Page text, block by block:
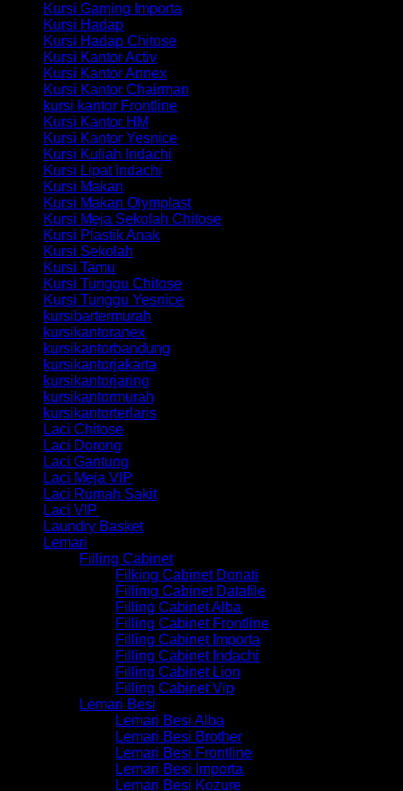
Kursi Gaming Importa
Kursi Hadap
Kursi Hadap Chitose
Kursi Kantor Activ
Kursi Kantor Annex
Kursi Kantor Chairman
kursi kantor Frontline
Kursi Kantor HM
Kursi Kantor Yesnice
Kursi Kuliah Indachi
Kursi Lipat Indachi
Kursi Makan
Kursi Makan Olymplast
Kursi Meja Sekolah Chitose
Kursi Plastik Anak
Kursi Sekolah
Kursi Tamu
Kursi Tunggu Chitose
Kursi Tunggu Yesnice
kursibartermurah
kursikantoranex
kursikantorbandung
kursikantorjakarta
kursikantorjaring
kursikantormurah
kursikantorterlaris
Laci Chitose
Laci Dorong
Laci Gantung
Laci Meja VIP
Laci Rumah Sakit
Laci VIP
Laundry Basket
Lemari
Filling Cabinet
Filking Cabinet Donati
Fillimg Cabinet Datafile
Filling Cabinet Alba
Filling Cabinet Frontline
Filling Cabinet Importa
Filling Cabinet Indachi
Filling Cabinet Lion
Filling Cabinet Vip
Lemari Besi
Lemari Besi Alba
Lemari Besi Brother
Lemari Besi Frontline
Lemari Besi Importa
Lemari Besi Kozure